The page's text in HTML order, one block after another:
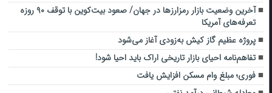
آخرین وضعیت بازار رمزارزها در جهان/ صعود بیت‌کوین با توقف ۹۰ روزه
تعرفه‌های آمریکا
پروژه عظیم گاز کیش به‌زودی آغاز می‌شود
تفاهم‌نامه احیای بازار تاریخی اراک باید احیا شود!
فوری؛ مبلغ وام مسکن افزایش یافت